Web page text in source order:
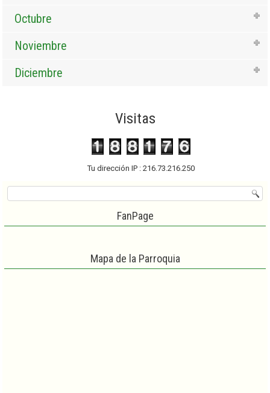
Octubre
Noviembre
Diciembre
Visitas
Tu dirección IP : 216.73.216.250
FanPage
Mapa de la Parroquia